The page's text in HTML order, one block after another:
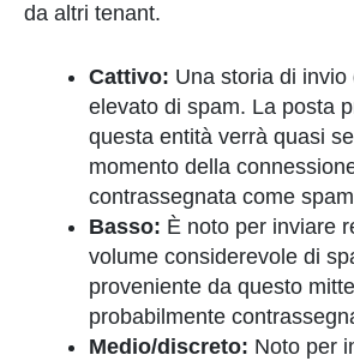
da altri tenant.
Cattivo: Una storia di
elevato di spam. La posta
questa entità verrà quasi
momento della
contrassegnata come
Basso: È noto per inviare
volume considerevole di
proveniente da questo
probabilmente
Medio/discreto: Noto per